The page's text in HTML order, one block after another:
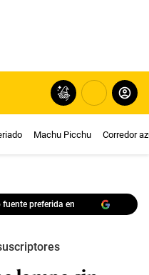
Machu Picchu Corredor
preferida en